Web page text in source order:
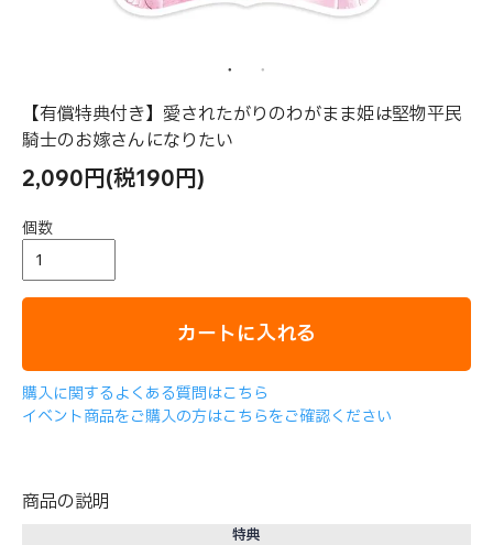
【有償特典付き】愛されたがりのわがまま姫は堅物平民
騎士のお嫁さんになりたい
2,090円(税190円)
個数
カートに入れる
購入に関するよくある質問はこちら
イベント商品をご購入の方はこちらをご確認ください
商品の説明
特典